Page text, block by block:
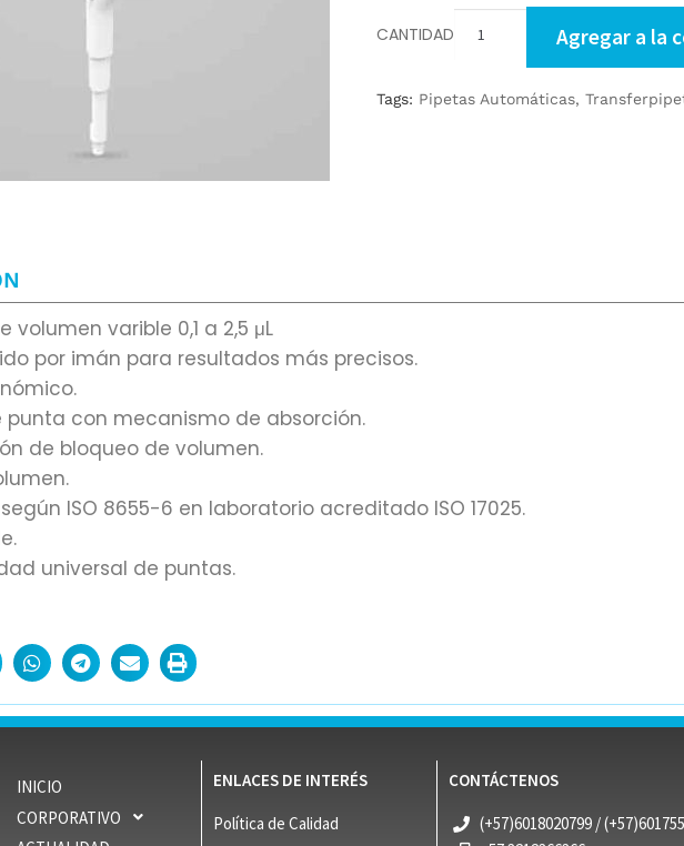
CANTIDAD Agregar a la
Tags: Pipetas Automáticas,
volumen varible 0,1 a 2,5 μL
por imán para resultados más precisos.
punta con mecanismo de absorción.
de bloqueo de volumen.
ISO 8655-6 en laboratorio acreditado ISO 17025.
universal de puntas.
INICIO
CORPORATIVO
ENLACES DE INTERÉS
Política de Calidad
CONTÁCTENOS
(+57)6018020799 /